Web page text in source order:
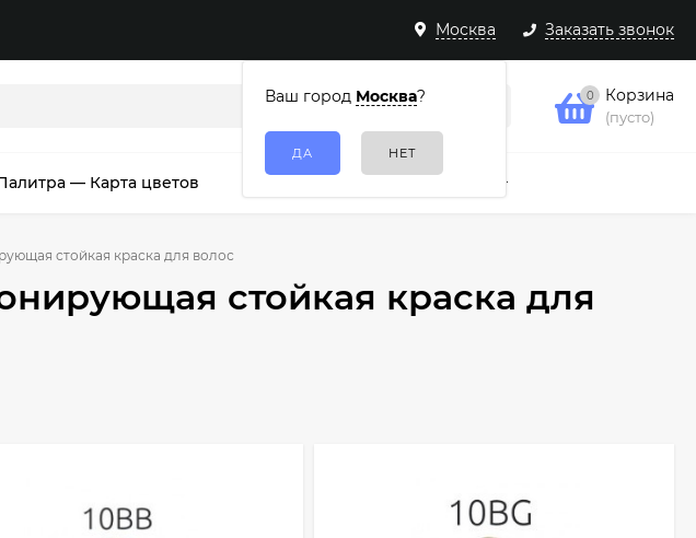
Москва
Ваш город Москва?
Заказать звонок
0 Корзина
(пусто)
— Карта цветов
стойкая краска для волос
стойкая краска для